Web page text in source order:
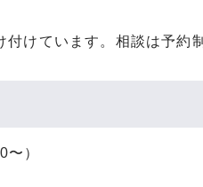
けています。相談は予約
）